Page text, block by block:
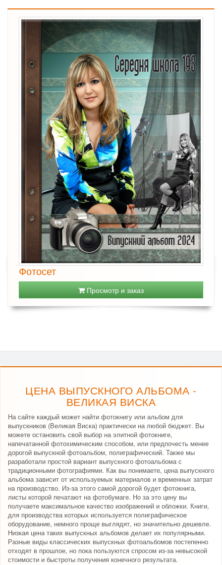
Фотосет
Просмотр и заказ
ЦЕНА ВЫПУСКНОГО АЛЬБОМА -
ВЕЛИКАЯ ВИСКА
На сайте каждый может найти фотокнигу или альбом для
выпускников (Великая Виска) практически на любой бюджет. Вы
можете остановить свой выбор на элитной фотокниге,
напечатанной фотохимическим способом, или предпочесть менее
дорогой выпускной фотоальбом, полиграфический. Также мы
разработали простой вариант выпускного фотоальбома с
традиционными фотографиями. Как вы понимаете, цена выпускного
альбома зависит от используемых материалов и временных затрат
на производство. Из-за этого самой дорогой будет фотокнига,
листы которой печатают на фотобумаге. Но за это цену вы
получаете максимальное качество изображений и обложки. Книги,
для производства которых используется полиграфическое
оборудование, немного проще выглядят, но значительно дешевле.
Низкая цена таких выпускных альбомов делает их популярными.
Разные виды классических выпускных фотоальбомов постепенно
отходят в прошлое, но пока пользуются спросом из-за невысокой
стоимости и быстроты получения конечного результата.